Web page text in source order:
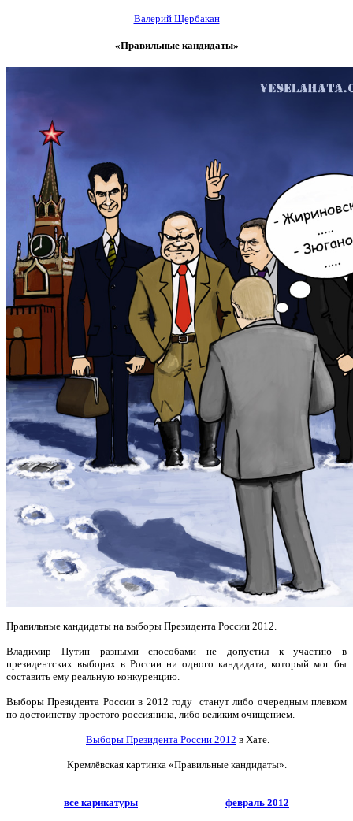
Валерий Щербакан
«Правильные кандидаты»
Правильные кандидаты на выборы Президента России 2012.
Владимир Путин разными способами не допустил к участию в
президентских выборах в России ни одного кандидата, который мог бы
составить ему реальную конкуренцию.
Выборы Президента России в 2012 году станут либо очередным плевком
по достоинству простого россиянина, либо великим очищением.
Выборы Президента России 2012 в Хате.
Кремлёвская картинка «Правильные кандидаты».
все карикатуры февраль 2012